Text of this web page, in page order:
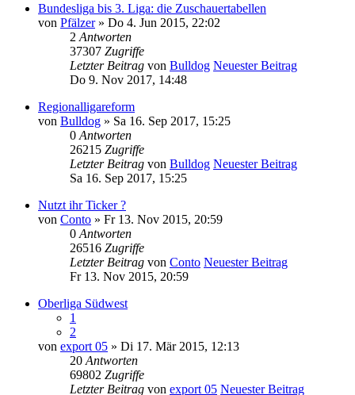
Bundesliga bis 3. Liga: die Zuschauertabellen
von Pfälzer» Do 4. Jun 2015, 22:02
2 Antworten
37307 Zugriffe
Letzter Beitrag von Bulldog Neuester Beitrag
Do 9. Nov 2017, 14:48
Regionalligareform
von Bulldog » Sa 16. Sep 2017, 15:25
0 Antworten
26215 Zugriffe
Letzter Beitrag von Bulldog Neuester Beitrag
Sa 16. Sep 2017, 15:25
Nutzt ihr Ticker ?
von Conto » Fr 13. Nov 2015, 20:59
0 Antworten
26516 Zugriffe
Letzter Beitrag von Conto Neuester Beitrag
Fr 13. Nov 2015, 20:59
Oberliga Südwest
1
2
von export 05 » Di 17. Mär 2015, 12:13
20 Antworten
69802 Zugriffe
Letzter Beitrag von export 05 Neuester Beitrag